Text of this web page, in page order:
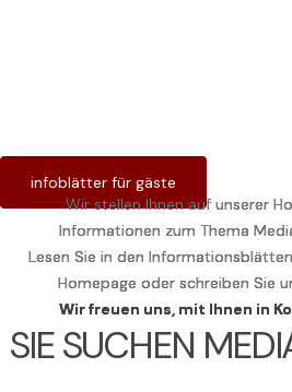
infoblätter für gäste
Wir stellen Ihnen auf unserer
Informationen zum Thema
Lesen Sie in den
Homepage oder schreiben Sie
Wir freuen uns, mit Ihnen in
SIE SUCHEN